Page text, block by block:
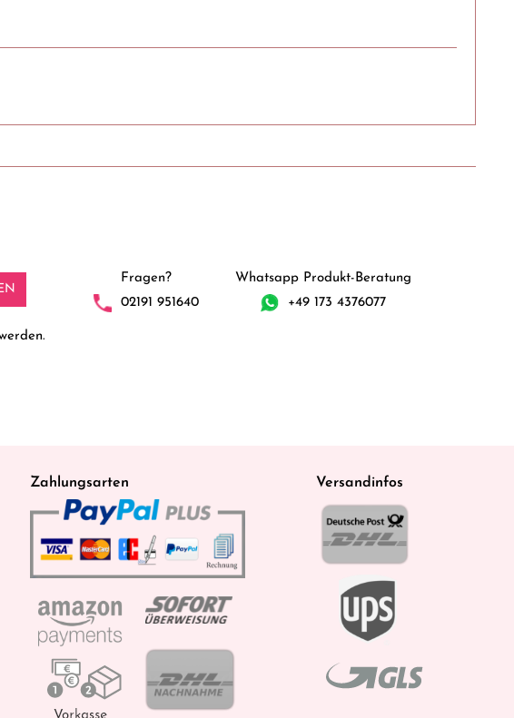
Fragen?
02191 951640
Whatsapp Produkt-Beratung
+49 173 4376077
Zahlungsarten Versandinfos